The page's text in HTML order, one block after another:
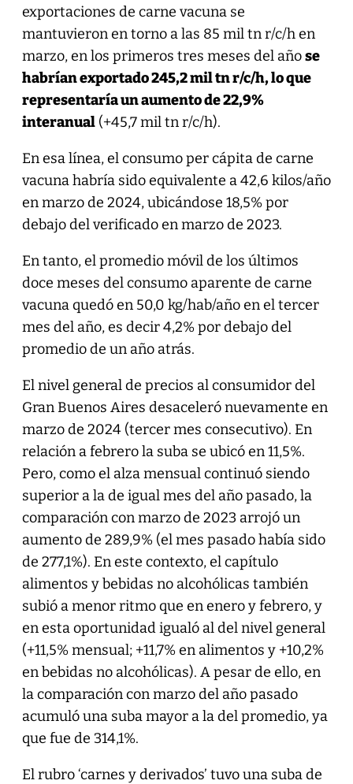
exportaciones de carne vacuna se
mantuvieron en torno a las 85 mil tn r/c/h en
marzo, en los primeros tres meses del añose
habrían exportado 245,2 mil tn r/c/h, lo que
representaría un aumento de 22,9%
interanual(+45,7 mil tn r/c/h).
En esa línea, el consumo per cápita de carne
vacuna habría sido equivalente a 42,6 kilos/año
en marzo de 2024, ubicándose 18,5% por
debajo del verificado en marzo de 2023.
En tanto, el promedio móvil de los últimos
doce meses del consumo aparente de carne
vacuna quedó en 50,0 kg/hab/año en el tercer
mes del año, es decir 4,2% por debajo del
promedio de un año atrás.
El nivel general de precios al consumidor del
Gran Buenos Aires desaceleró nuevamente en
marzo de 2024 (tercer mes consecutivo). En
relación a febrero la suba se ubicó en 11,5%.
Pero, como el alza mensual continuó siendo
superior a la de igual mes del año pasado, la
comparación con marzo de 2023 arrojó un
aumento de 289,9% (el mes pasado había sido
de 277,1%). En este contexto, el capítulo
alimentos y bebidas no alcohólicas también
subió a menor ritmo que en enero y febrero, y
en esta oportunidad igualó al del nivel general
(+11,5% mensual; +11,7% en alimentos y +10,2%
en bebidas no alcohólicas). A pesar de ello, en
la comparación con marzo del año pasado
acumuló una suba mayor a la del promedio, ya
que fue de 314,1%.
El rubro ‘carnes y derivados’ tuvo una suba de